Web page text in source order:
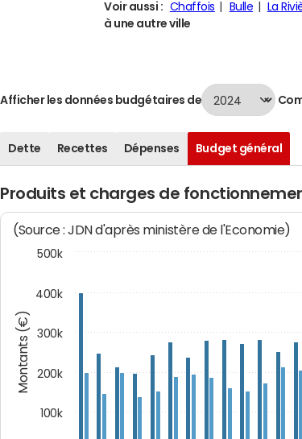
Voir aussi : Chaffois Bulle La
à une autre ville
Afficher les données budgétaires de
Dette Recettes Dépenses Budget général
Produits et charges de
Montants (€)
(Source : JDN d'après ministère de l'Economie)
100k
200k
300k
400k
500k